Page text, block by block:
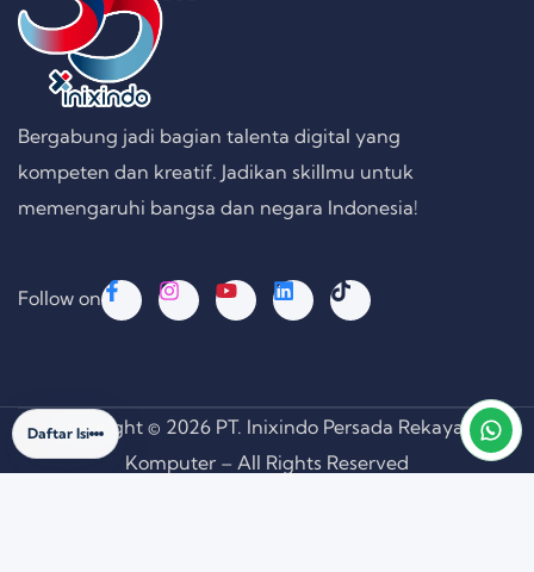
Daftar Isi
Bergabung jadi bagian talenta digital yang
kompeten dan kreatif. Jadikan skillmu untuk
memengaruhi bangsa dan negara Indonesia!
Follow on
Copyright © 2026 PT. Inixindo Persada Rekayasa
Komputer – All Rights Reserved